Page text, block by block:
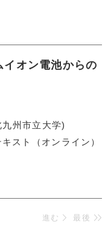
オン電池からの
和治 (北九州市立大学)
スト（オンライン）
進む 最後